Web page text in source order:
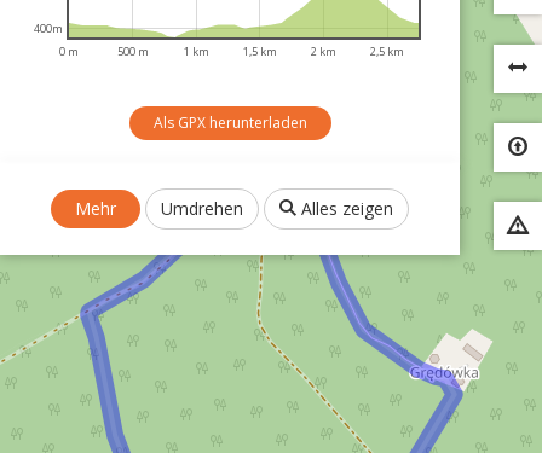
0 m 500 m 1 km 1,5 km 2 km 2,5 km
400m
Als GPX herunterladen
Mehr Umdrehen Alles zeigen